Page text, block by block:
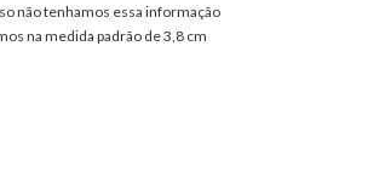
não tenhamos essa informação
na medida padrão de 3,8 cm